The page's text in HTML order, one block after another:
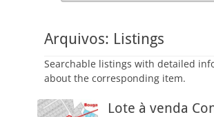
Arquivos: Listings
Searchable listings with detailed
about the corresponding item.
Lote à venda